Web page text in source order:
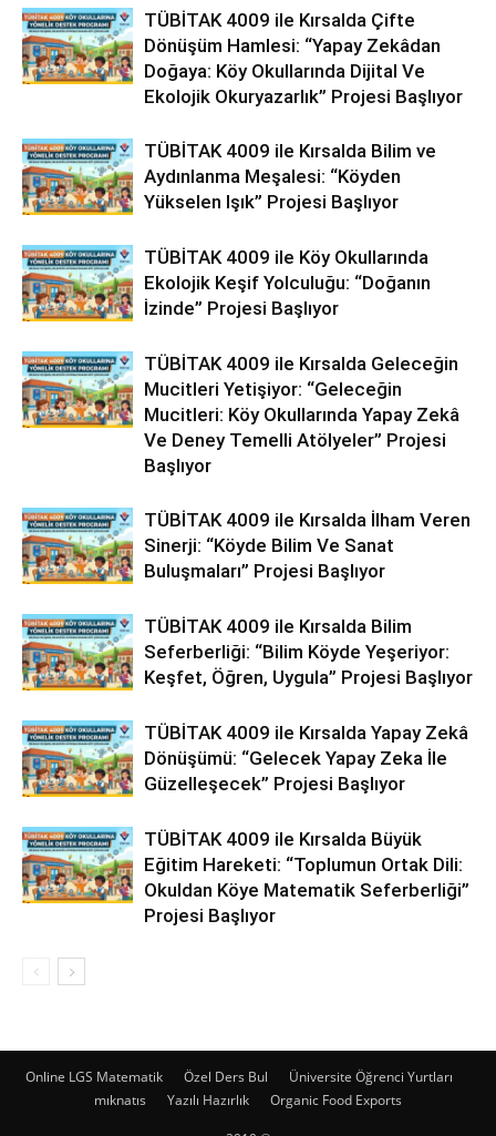
TÜBİTAK 4009 ile Kırsalda Çifte
Dönüşüm Hamlesi: “Yapay Zekâdan
Doğaya: Köy Okullarında Dijital Ve
Ekolojik Okuryazarlık” Projesi Başlıyor
TÜBİTAK 4009 ile Kırsalda Bilim ve
Aydınlanma Meşalesi: “Köyden
Yükselen Işık” Projesi Başlıyor
TÜBİTAK 4009 ile Köy Okullarında
Ekolojik Keşif Yolculuğu: “Doğanın
İzinde” Projesi Başlıyor
TÜBİTAK 4009 ile Kırsalda Geleceğin
Mucitleri Yetişiyor: “Geleceğin
Mucitleri: Köy Okullarında Yapay Zekâ
Ve Deney Temelli Atölyeler” Projesi
Başlıyor
TÜBİTAK 4009 ile Kırsalda İlham Veren
Sinerji: “Köyde Bilim Ve Sanat
Buluşmaları” Projesi Başlıyor
TÜBİTAK 4009 ile Kırsalda Bilim
Seferberliği: “Bilim Köyde Yeşeriyor:
Keşfet, Öğren, Uygula” Projesi Başlıyor
TÜBİTAK 4009 ile Kırsalda Yapay Zekâ
Dönüşümü: “Gelecek Yapay Zeka İle
Güzelleşecek” Projesi Başlıyor
TÜBİTAK 4009 ile Kırsalda Büyük
Eğitim Hareketi: “Toplumun Ortak Dili:
Okuldan Köye Matematik Seferberliği”
Projesi Başlıyor
Online LGS Matematik Özel Ders Bul
Üniversite Öğrenci Yurtları
mıknatıs
Yazılı Hazırlık Organic Food Exports